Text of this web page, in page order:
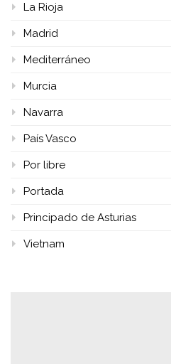
La Rioja
Madrid
Mediterráneo
Murcia
Navarra
País Vasco
Por libre
Portada
Principado de Asturias
Vietnam